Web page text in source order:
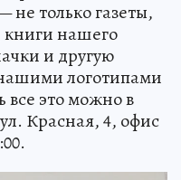
не только газеты,
нашего
и другую
логотипами
все это можно в
Красная, 4, офис